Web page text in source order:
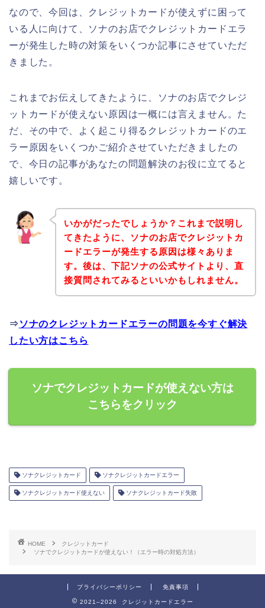
なので、今回は、クレジットカードが使えずに困って
いる人に向けて、ソナのお店でクレジットカードエラ
ーが発生した時の対策をいくつか記事にさせていただ
きました。
これまでお伝えしてきたように、ソナのお店でクレジ
ットカードが使えない原因は一概には言えません。た
だ、その中で、よく起こり得るクレジットカードのエ
ラー原因をいくつかご紹介させていただきましたの
で、今日の記事があなたの問題解決のお役に立てると
嬉しいです。
いかがだったでしょうか？これまで説明し
てきたように、ソナのお店でクレジットカ
ードエラーが発生する原因は様々ありま
す。後は、下記ソナの公式サイトより、直
接質問されてみるといいかもしれません。
⇒ ソナのクレジットカードエラーの問題を今すぐ解決
したい方はこちら
ソナでクレジットカードが使えない方は
こちらをクリック
ソナクレジットカード ソナクレジットカードエラー
ソナクレジットカード使えない ソナクレジットカード失敗
HOME
クレジットカード
ソナでクレジットカードが使えない！（エラー時の対処方法）
プライバシーポリシー 免責事項
2021–2026 クレジットカードエラー